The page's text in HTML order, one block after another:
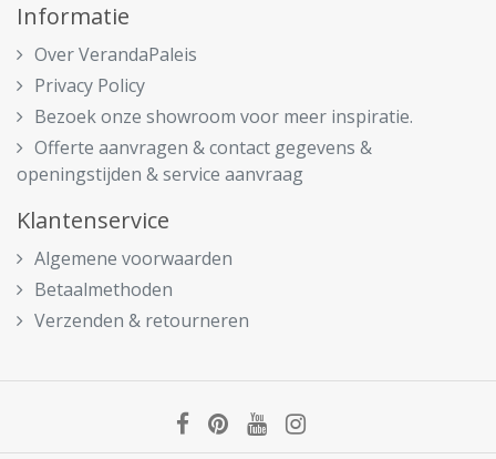
Informatie
Over VerandaPaleis
Privacy Policy
Bezoek onze showroom voor meer inspiratie.
Offerte aanvragen & contact gegevens &
openingstijden & service aanvraag
Klantenservice
Algemene voorwaarden
Betaalmethoden
Verzenden & retourneren